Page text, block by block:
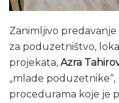
Zanimljivo
za poduzetništvo,
projekata, Azra
„mlade
procedurama koje je